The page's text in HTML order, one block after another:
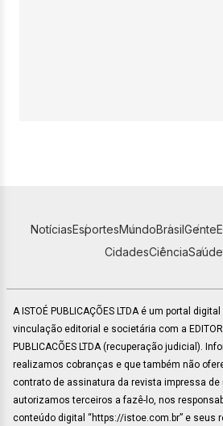
NotíciasEsportesMundoBrasilGente
CidadesCiênciaSaúde
A ISTOÉ PUBLICAÇÕES LTDA é um portal
vinculação editorial e societária com a
PUBLICACÕES LTDA (recuperação judicial).
realizamos cobranças e que também não
contrato de assinatura da revista impressa de
autorizamos terceiros a fazê-lo, nos
conteúdo digital “https://istoe.com.br” e seus